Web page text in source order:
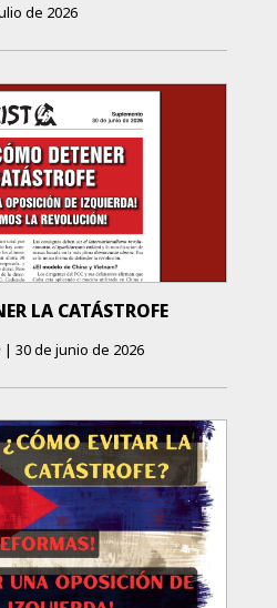
de 2026
LA CATÁSTROFE
| 30 de junio de 2026